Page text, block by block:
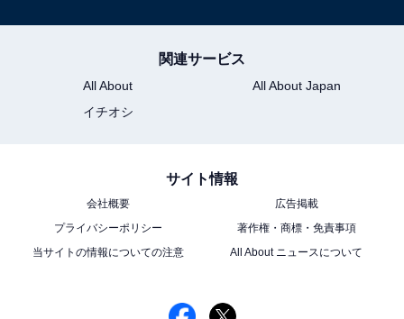
※回答者コメントは原文ママです
この記事の執筆者： ゆるま 小林
元テレビ局スタッフ
し、週刊誌、ネットニュースでテレビや芸能人に関するコラムなど
を執筆。編集プロダクション「ゆるま」を立ち上げる。
5位までの全ランキング結果を見
関連サービス
All About
All About Japan
イチオシ
サイト情報
会社概要
広告掲載
プライバシーポリシー
著作権・商標・免責事項
当サイトの情報についての注意
All About ニュースについて